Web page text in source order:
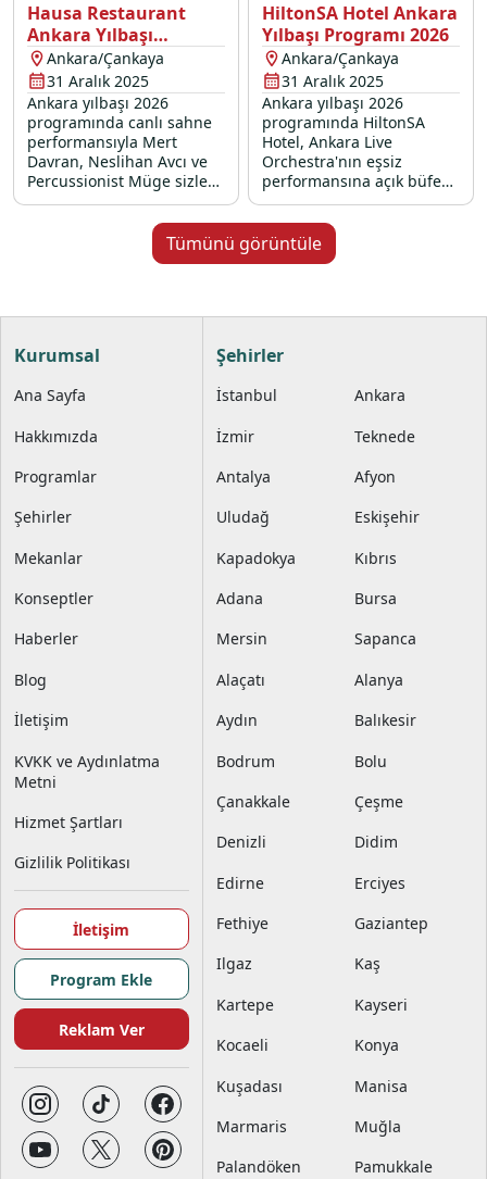
Hausa Restaurant
Ankara Yılbaşı
Programı 2026
Ankara/Çankaya
31 Aralık 2025
Ankara yılbaşı 2026
programında canlı sahne
performansıyla Mert
Davran, Neslihan Avcı ve
Percussionist Müge sizleri
müzik, eğlence ve özel
lezzetlerle dolu bir yılbaşı
gecesine davet ediyor.
HiltonSA Hotel Ankara
Yılbaşı Programı 2026
Ankara/Çankaya
31 Aralık 2025
Ankara yılbaşı 2026
programında HiltonSA
Hotel, Ankara Live
Orchestra'nın eşsiz
performansına açık büfe
lezzetleri eşlik ediyor.
Tümünü görüntüle
Kurumsal
Ana Sayfa
Hakkımızda
Programlar
Şehirler
Mekanlar
Konseptler
Haberler
Blog
İletişim
KVKK ve Aydınlatma
Metni
Hizmet Şartları
Gizlilik Politikası
İletişim
Program Ekle
Reklam Ver
Şehirler
İstanbul
Ankara
İzmir
Teknede
Antalya
Afyon
Uludağ
Eskişehir
Kapadokya
Kıbrıs
Adana
Bursa
Mersin
Sapanca
Alaçatı
Alanya
Aydın
Balıkesir
Bodrum
Bolu
Çanakkale
Çeşme
Denizli
Didim
Edirne
Erciyes
Fethiye
Gaziantep
Ilgaz
Kaş
Kartepe
Kayseri
Kocaeli
Konya
Kuşadası
Manisa
Marmaris
Muğla
Palandöken
Pamukkale